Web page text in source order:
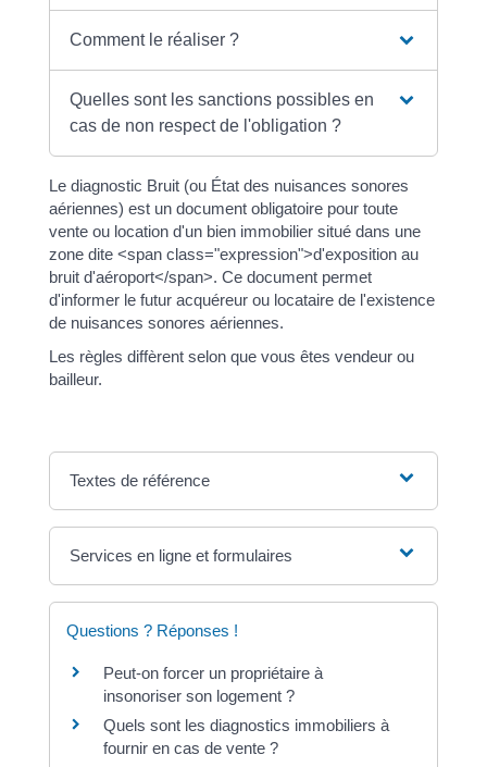
Comment le réaliser ?
Quelles sont les sanctions possibles en
cas de non respect de l'obligation ?
Le diagnostic Bruit (ou État des nuisances sonores
aériennes) est un document obligatoire pour toute
vente ou location d'un bien immobilier situé dans une
zone dite <span class="expression">d'exposition au
bruit d'aéroport</span>. Ce document permet
d'informer le futur acquéreur ou locataire de l'existence
de nuisances sonores aériennes.
Les règles diffèrent selon que vous êtes vendeur ou
bailleur.
Textes de référence
Services en ligne et formulaires
Questions ? Réponses !
Peut-on forcer un propriétaire à
insonoriser son logement ?
Quels sont les diagnostics immobiliers à
fournir en cas de vente ?